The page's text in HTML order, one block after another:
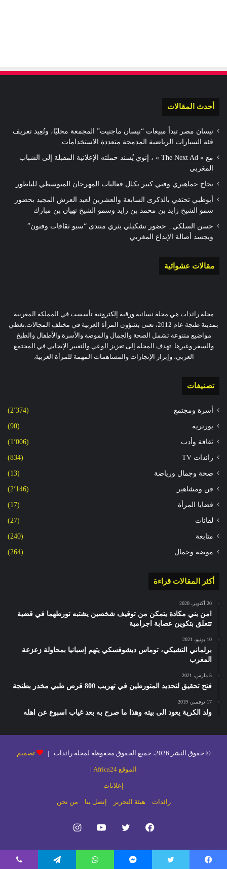
أحدث المقالات
نيسان مصر تبدأ مبيعات “نيسان ماجنيت” المجمعة محليًا، وتُعِيد تعريف
فئة السيارات الرياضية المدمجة متعددة الاستخدامات
مع « The Next Ad » ، إنوي يُسند حملته الإعلانية المقبلة إلى الشباب
المغربي
نجاح جماهيري وفني كبير يكلل فعاليات المهرجان المتوسطي للناظور
أبوظبي تحتفي بالذكرى السابعة والعشرين لعيد العرش المجيد بحضور
سمو الشيخ زايد بن محمد بن زايد وسمو الشيخ نهيان بن مبارك
حسن السلكي.. حضور تشكيلي يثري منتدى “سبو ثقافات وفنون”
ويجسد أصالة الإبداع المغربي
مقالات عشوائية
مجلة رائدات هي مجلة نسائية ورقية إلكترونية تأسست في المملكة المغربية
بمدينة طنجة عام 2012، تعنى بشؤون المرأة العربية في مختلف المجالات.تغطي
مواضيع متنوعة تشمل الصحة والجمال والموضة والأسرة والأطفال والطبخ
والسفر وغيرها. تهدف المجلة إلى تعزيز الوعي والتغيير الإيجابي في المجتمع
العربي، وإبراز الإنجازات والمساهمات المهمة للمرأة العربية.
تصنيفات
أسرة ومجتمع (2٬374)
بورتريه (90)
ثقافة وأدب (1٬006)
رائدات TV (834)
صحة وجمال ورياضة (13)
فن ومشاهير (2٬146)
قضايا المرأة (17)
لقائات (27)
متابعة (240)
موضة وجمال (264)
أكثر المقالات قراءة
20 أكتوبر، 2020
امن بني مكادة يتمكن من توقيف شخصين يشتبه تورطهما في قضية
تتعلق بتكوين عصابة اجرامية
10 يونيو، 2021
برلماني التشيكي، توماس ديشوفسكي يتهم إسبانيا بمحاولة زعزعة
المغرب
5 مارس، 2021
فتح تحقيق لتحديد المتورطين في تهريب 800 قرص طبي مخدر بطنجة
17 نوفمبر، 2019
ولد الكرية يعود الى بيته وهذا ما صرح به بعد غياب اسبوع عن اهله
© حقوق النشر 2026، جميع الحقوق محفوظة لمجلة رائدات | تصميم
الموقع Africa24 |
إعلانات
رائدات هيئة التحرير إتصل بنا من نحن
فيسبوك تويتر يوتيوبانستقرام